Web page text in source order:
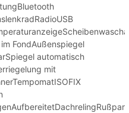
FondAußenspiegel
automatisch
mit